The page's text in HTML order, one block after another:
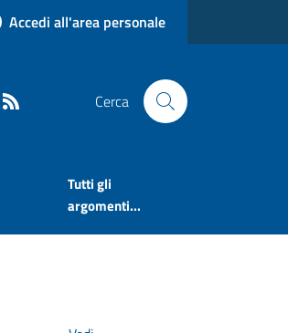
Accedi all'area personale
Cerca
Tutti gli
argomenti...